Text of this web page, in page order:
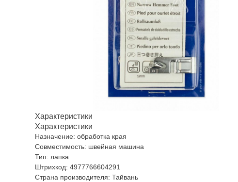
Характеристики
Характеристики
Назначение: обработка края
Совместимость: швейная машина
Тип: лапка
Штрихкод: 4977766604291
Страна производителя: Тайвань